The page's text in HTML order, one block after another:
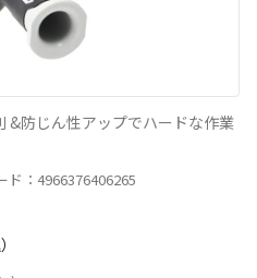
&防じん性アップでハードな作業
：4966376406265